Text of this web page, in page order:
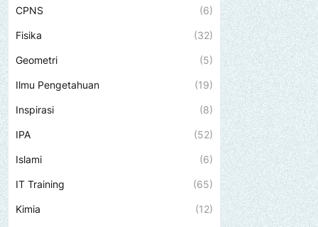
CPNS (6)
Fisika (32)
Geometri (5)
Ilmu Pengetahuan (19)
Inspirasi (8)
IPA (52)
Islami (6)
IT Training (65)
Kimia (12)